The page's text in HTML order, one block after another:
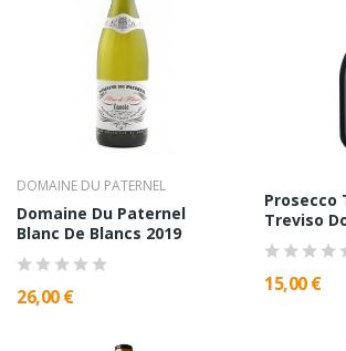
DOMAINE DU PATERNEL
Domaine Du Paternel
Blanc De Blancs 2019
26,00 €
Prosecco
Treviso
15,00 €